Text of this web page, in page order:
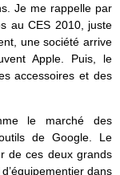
Je me rappelle par
au CES 2010, juste
une société arrive
Apple. Puis, le
accessoires et des
le marché des
de Google. Le
de ces deux grands
dans